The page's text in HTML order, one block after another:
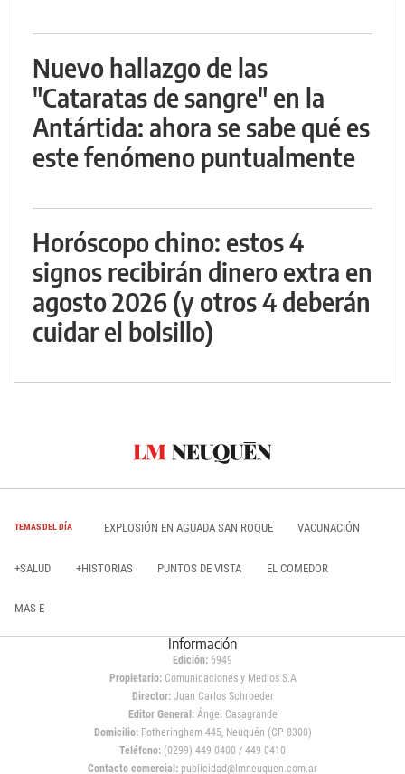
Nuevo hallazgo de las
"Cataratas de sangre" en la
Antártida: ahora se sabe qué es
este fenómeno puntualmente
Horóscopo chino: estos 4
signos recibirán dinero extra en
agosto 2026 (y otros 4 deberán
cuidar el bolsillo)
TEMAS DEL DÍA EXPLOSIÓN EN AGUADA SAN ROQUE VACUNACIÓN
+SALUD +HISTORIAS PUNTOS DE VISTA EL COMEDOR
MAS E
Información
Edición: 6949
Propietario:Comunicaciones y Medios S.A
Director: Juan Carlos Schroeder
Editor General:Ángel Casagrande
Domicilio:Fotheringham 445, Neuquén (CP 8300)
Teléfono: (0299) 449 0400 / 449 0410
Contacto comercial: publicidad@lmneuquen.com.ar